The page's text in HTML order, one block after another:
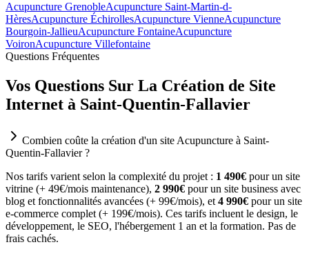
Acupuncture GrenobleAcupuncture Saint-Martin-d-
HèresAcupuncture ÉchirollesAcupuncture VienneAcupuncture
Bourgoin-JallieuAcupuncture FontaineAcupuncture
VoironAcupuncture Villefontaine
Questions Fréquentes
Vos Questions Sur La Création de Site
Internet à Saint-Quentin-Fallavier
Combien coûte la création d'un site Acupuncture à Saint-
Quentin-Fallavier ?
Nos tarifs varient selon la complexité du projet : 1 490€ pour un site
vitrine (+ 49€/mois maintenance), 2 990€ pour un site business avec
blog et fonctionnalités avancées (+ 99€/mois), et 4 990€ pour un site
e-commerce complet (+ 199€/mois). Ces tarifs incluent le design, le
développement, le SEO, l'hébergement 1 an et la formation. Pas de
frais cachés.